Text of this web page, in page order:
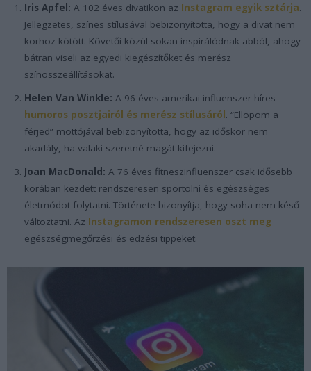
Iris Apfel: A 102 éves divatikon az Instagram egyik sztárja.
Jellegzetes, színes stílusával bebizonyította, hogy a divat nem
korhoz kötött. Követői közül sokan inspirálódnak abból, ahogy
bátran viseli az egyedi kiegészítőket és merész
színösszeállításokat.
Helen Van Winkle: A 96 éves amerikai influenszer híres
humoros posztjairól és merész stílusáról. “Ellopom a
férjed” mottójával bebizonyította, hogy az időskor nem
akadály, ha valaki szeretné magát kifejezni.
Joan MacDonald: A 76 éves fitneszinfluenszer csak idősebb
korában kezdett rendszeresen sportolni és egészséges
életmódot folytatni. Története bizonyítja, hogy soha nem késő
változtatni. Az Instagramon rendszeresen oszt meg
egészségmegőrzési és edzési tippeket.